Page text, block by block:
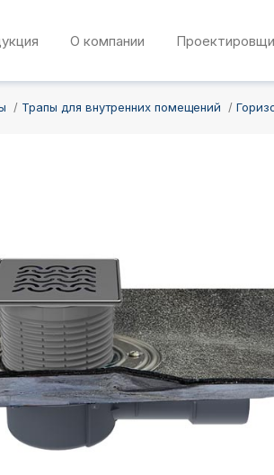
О компании
Трапы для внутренних помещений